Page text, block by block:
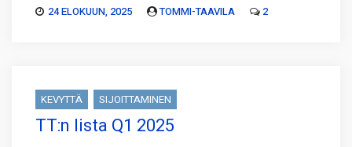
24 ELOKUUN, 2025 TOMMI-TAAVILA 2
KEVYTTÄ SIJOITTAMINEN
TT:n lista Q1 2025